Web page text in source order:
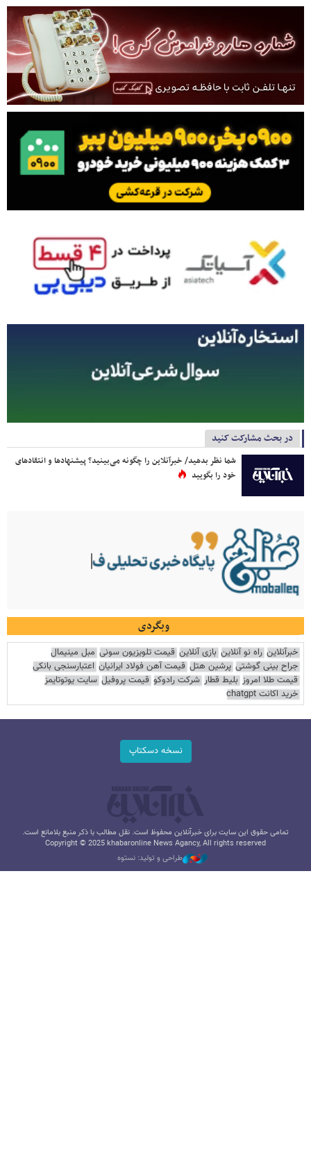
در بحث مشارکت کنید
شما نظر بدهید/ خبرآنلاین را چگونه می‌بینید؟ پیشنهادها و انتقادهای
خود را بگویید
وبگردی
خبرآنلاین راه نو آنلاین بازی آنلاین قیمت تلویزیون سونی مبل مینیمال
جراح بینی گوشتی پرشین هتل قیمت آهن فولاد ایرانیان اعتبارسنجی بانکی
قیمت طلا امروز بلیط قطار شرکت رادوکو قیمت پروفیل سایت یوتوتایمز
خرید اکانت chatgpt
نسخه دسکتاپ
تمامی حقوق این سایت برای خبرآنلاین محفوظ است. نقل مطالب با ذکر منبع بلامانع است.
Copyright © 2025 khabaronline News Agancy, All rights reserved
طراحی و تولید: نستوه